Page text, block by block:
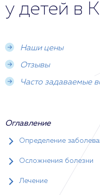
у детей в
Наши цены
Отзывы
Часто задаваемые
Оглавление
Определение
Осложнения болезни
Лечение